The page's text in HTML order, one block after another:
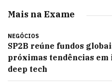
Mais na Exame
NEGÓCIOS
SP2B reúne fundos
próximas tendências em
deep tech